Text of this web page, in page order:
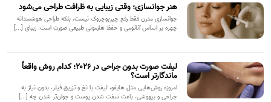
هنر جوانسازی؛ وقتی زیبایی به ظرافت طراحی می‌شود
جوانسازی مدرن فقط رفع چین‌وچروک نیست، بلکه طراحی هوشمندانه
چهره بر اساس آناتومی و حفظ هارمونی طبیعی صورت است. زیبای [...]
لیفت صورت بدون جراحی در ۲۰۲۶؛ کدام روش واقعاً
ماندگارتر است؟
امروزه روش‌هایی مثل هایفو، لیفت با نخ و تزریق فیلر، بدون نیاز به
جراحی و بیهوشی، باعث سفت شدن پوست و جوان‌تر شدن چه [...]